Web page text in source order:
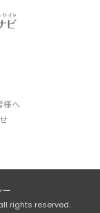
様へ
ー
rights reserved.